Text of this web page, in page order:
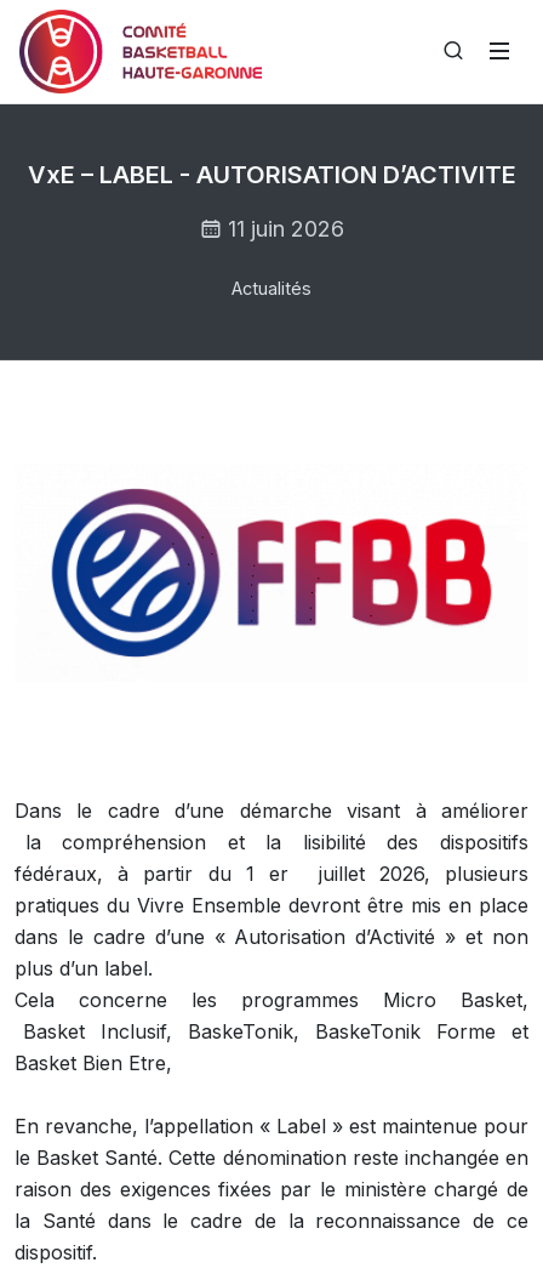
VxE – LABEL - AUTORISATION D’ACTIVITE
11 juin 2026
Actualités
Dans le cadre d’une démarche visant à améliorer
la compréhension et la lisibilité des dispositifs
fédéraux, à partir du 1 er juillet 2026, plusieurs
pratiques du Vivre Ensemble devront être mis en place
dans le cadre d’une « Autorisation d’Activité » et non
plus d’un label.
Cela concerne les programmes Micro Basket,
Basket Inclusif, BaskeTonik, BaskeTonik Forme et
Basket Bien Etre,
En revanche, l’appellation « Label » est maintenue pour
le Basket Santé. Cette dénomination reste inchangée en
raison des exigences fixées par le ministère chargé de
la Santé dans le cadre de la reconnaissance de ce
dispositif.